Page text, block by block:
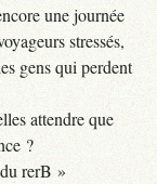
une journée
stressés,
gens qui perdent
attendre que
?
rerB »